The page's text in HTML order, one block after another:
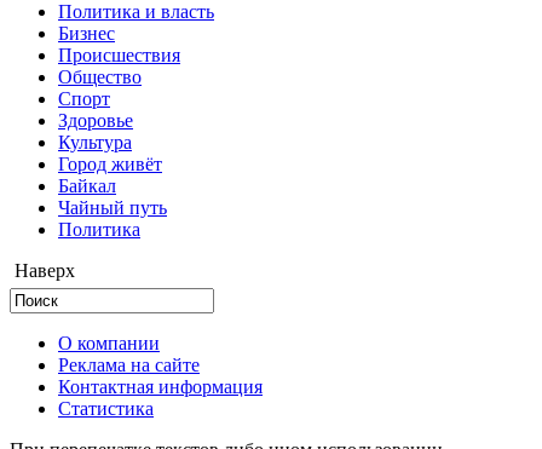
Политика и власть
Бизнес
Происшествия
Общество
Cпорт
Здоровье
Культура
Город живёт
Байкал
Чайный путь
Политика
Наверх
О компании
Реклама на сайте
Контактная информация
Статистика